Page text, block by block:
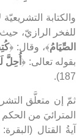
والكتابة
للفخر الرازيّ،
الصِّيَامُ﴾، وقال: ﴿
بقوله تعالى: ﴿أُحِلَّ
187).
ثمّ إن متعلَّق
المترائيَ من